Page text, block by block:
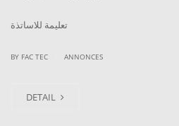
تعليمة للاساتذة
BY FAC TEC ANNONCES
DETAIL